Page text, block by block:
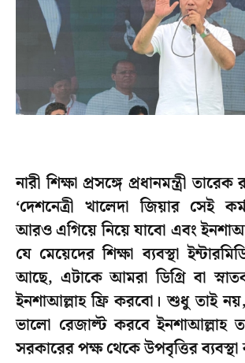
নারী শিক্ষা প্রসঙ্গে প্রধানমন্ত্রী
‘দেশনেত্রী খালেদা জিয়ার সেই
আরও এগিয়ে নিয়ে যাবো এবং
যে মেয়েদের শিক্ষা ব্যবস্থা
আছে, এটাকে আমরা ডিগ্রি বা
ইনশাআল্লাহ ফ্রি করবো। শুধু তাই
ভালো রেজাল্ট করবে ইনশাআল্লাহ
সরকারের পক্ষ থেকে উপবৃত্তির